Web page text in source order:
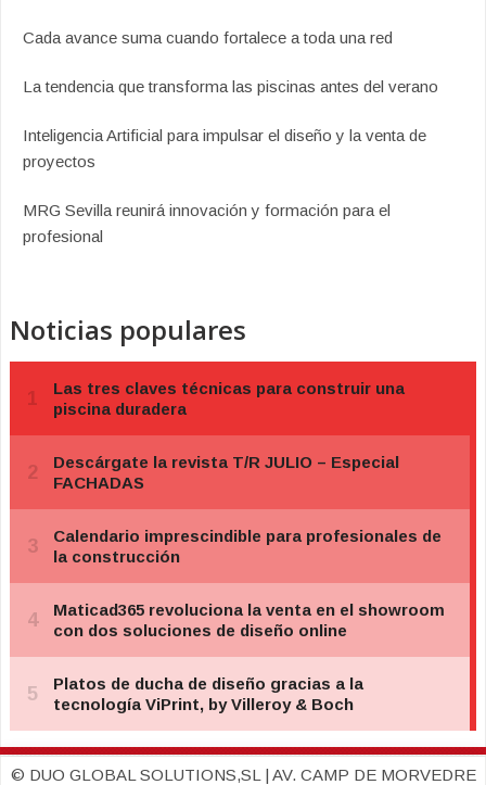
Cada avance suma cuando fortalece a toda una red
La tendencia que transforma las piscinas antes del verano
Inteligencia Artificial para impulsar el diseño y la venta de
proyectos
MRG Sevilla reunirá innovación y formación para el
profesional
Noticias populares
© DUO GLOBAL SOLUTIONS,SL | AV. CAMP DE MORVEDRE